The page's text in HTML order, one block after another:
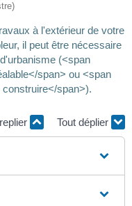
à l'extérieur de votre
il peut être nécessaire
(<span
span> ou <span
span>).
Tout déplier